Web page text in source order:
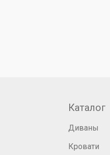
Каталог
Диваны
Кровати